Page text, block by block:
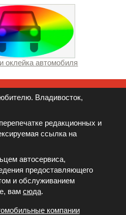
оклейка автомобиля
Владивосток,
редакционных и
ссылка на
автосервиса,
предоставляющего
и обслуживанием
вам сюда.
компании